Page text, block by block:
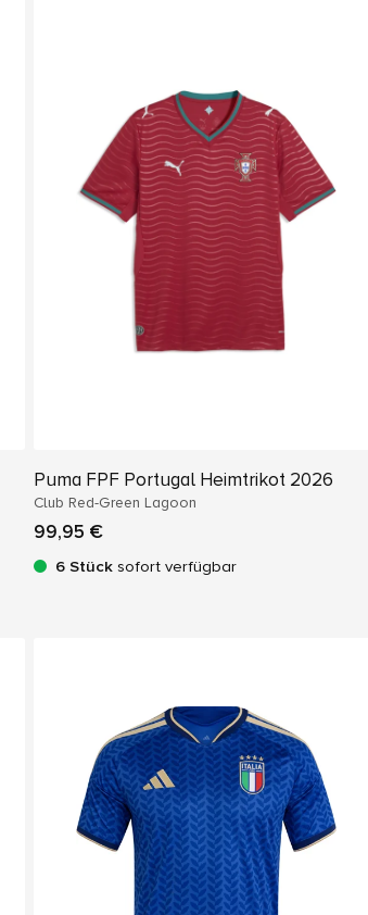
Puma FPF Portugal Heimtrikot 2026
Club Red-Green Lagoon
99,95 €
6 Stück sofort verfügbar